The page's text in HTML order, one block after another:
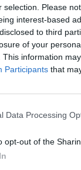
selection. Please
interest-based
to third
of your
This information
Participants that
Data Processing
opt-out of the
kaime
perkėlė už
būtent
nelaimę